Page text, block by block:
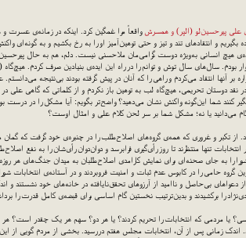
علی پیرحسین‌لو (الپر) و همسرش واقعاً مرا غمگین کرد. اینکه در زمانه‌ی عسرت و
و انتقادهای تند و تیز و حتی توهین‌آمیز او را به رخ بکشیم و به گونه‌ای
هیچ انسانی به‌ویژه دوست گرامی‌مان ملاحسنی نیست. دلم، هم به حال
بودم. سال‌های سال توش و توانم را در راه این ایده‌ی بنیادین صرف کردم. هیچ‌گاه
بر آنها انتقاد می‌کردم و راهی را که آنان در پیش گرفته بودند بی‌نتیجه
دوستان تحریمی، هیچ‌گاه لب به توهین باز نکردم و از کلماتی که گاهی علی در
کنند شما این‌گونه واکنش نشان می‌دهید؟ واضح‌تر بگویم: آیا مشکل را در درست
می‌دانید یا نه؛ مشکل شما بر سر لحن کلام علی و امثال اوست؟
از تکبر و غروری که همه‌ی گروه‌های اصلاح‌طلب را در چنبره‌ی خود گرفت که گمان
تنها منتظرند تا روز رأی‌گیری فرابرسد و دوان‌دوان رأی‌شان را به نفع
را به جای صحنه‌ای برای نمایش کارامدی اصلاح‌طلبان به میدان جنگ‌های هر روزه
گروه حامی را در کابوس عدم ثبات و امنیت فروبردند و در آستانه‌ی انتخابات
بی‌حاصل و ناامید از آرزوهای تحقق‌نایافته در خانه‌های خود نشستند و
را برکشیدند و بدین‌ترتیب نخستین گام اساسی برای قبضه‌ی کامل قدرت را
یا مردمی که انتخابات را تحریم کردند؟ یا هر دو؟ سهم هر یک چقدر است؟
اندک زمانی پس از آن، انتخابات مجلس هفتم دررسید. بخشی از مردم گویی از